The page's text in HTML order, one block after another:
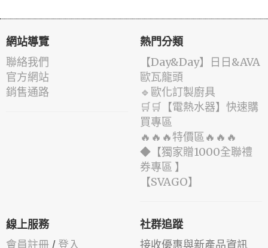
網站導覽
聯絡我們
官方網站
銷售通路
熱門分類
️【Day&Day】️日日&AVA
歐瓦龍頭
🔹歐化訂製廚具
🛒🛒【電熱水器】快速購
買專區
🔥🔥🔥特價區🔥🔥🔥
◆【獨家贈1000全聯禮
券專區 】
️【SVAGO】️
線上服務
會員註冊 / 登入
社群追蹤
接收優惠與新產品資訊